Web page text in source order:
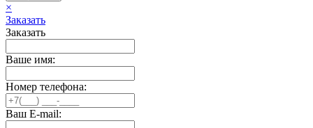
×
Заказать
Заказать
Ваше имя:
Номер телефона:
Ваш E-mail: